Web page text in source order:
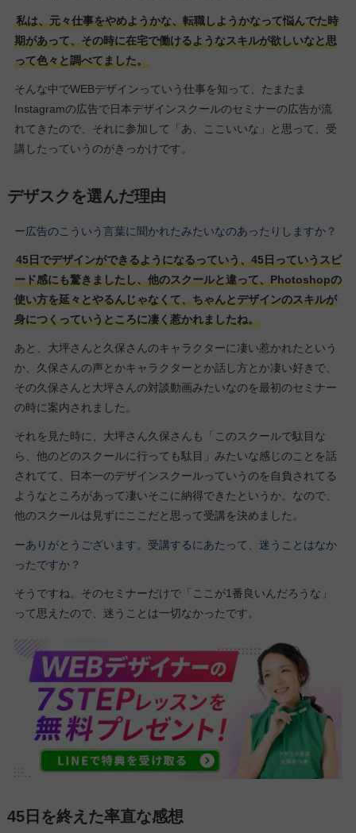
私は、元々仕事をやめようかな、転職しようかなって悩んでた時
期があって、その時に在宅で働けるようなスキルが欲しいなと思
って色々と調べてました。
そんな中でWEBデザインっていう仕事を知って、たまたま
Instagramの広告で日本デザインスクールのセミナーの広告が流
れてきたので、それに参加して「あ、ここいいな」と思って、受
講したっていうのがきっかけです。
デザスクを選んだ理由
ー広告のこういう言葉に聞かれたみたいなのあったりしますか？
45日でデザインができるようになるっていう、45日っていうスピ
ード感にも驚きましたし、他のスクールと違って、Photoshopの
使い方を延々とやるんじゃなくて、ちゃんとデザインのスキルが
身につくっていうところに凄く惹かれましたね。
あと、大坪さんと久保さんのキャラクターに凄い惹かれたという
か、久保さんの声とかキャラクターとか話し方とか凄い好きで、
その久保さんと大坪さんの対談動画みたいなのを最初のセミナー
の時に案内されました。
それを見た時に、大坪さん久保さんも「このスクールで駄目な
ら、他のどのスクールに行っても駄目」みたいな感じのことを話
されてて、日本一のデザインスクールっていうのを自負されてる
ようなところがあって凄いそこに納得できたというか。なので、
他のスクールは見ずにここだと思って受講を決めました。
ーありがとうございます。受講するにあたって、迷うことはなか
ったですか？
そうですね。そのセミナーだけで「ここが1番良いんだろうな」
って思えたので、迷うことは一切なかったです。
45日を終えた率直な感想